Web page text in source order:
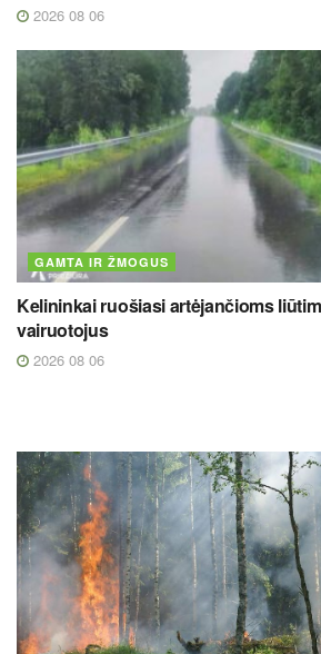
2026 08 06
GAMTA IR ŽMOGUS
Kelininkai ruošiasi artėjančioms
vairuotojus
2026 08 06